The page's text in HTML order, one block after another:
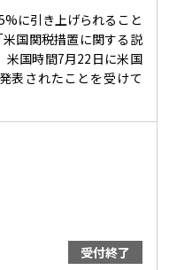
に引き上げられること
国関税措置に関する説
米国時間7月22日に米国
表されたことを受けて
受付終了